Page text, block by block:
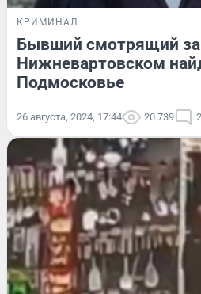
КРИМИНАЛ
Бывший смотрящий за
Нижневартовском
Подмосковье
26 августа, 2024, 17:44 20 739